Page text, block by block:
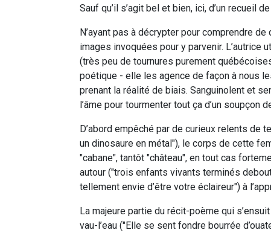
Sauf qu’il s’agit bel et bien, ici, d’un recueil
N’ayant pas à décrypter pour comprendre
images invoquées pour y parvenir. L’autrice
(très peu de tournures purement
poétique - elle les agence de façon à nous
prenant la réalité de biais. Sanguinolent et
l’âme pour tourmenter tout ça d’un soupçon
D’abord empêché par de curieux relents de
un dinosaure en métal"), le corps de cette
"cabane", tantôt "château", en tout cas
autour ("trois enfants vivants terminés
tellement envie d’être votre éclaireur") à
La majeure partie du récit-poème qui
vau-l’eau ("Elle se sent fondre bourrée